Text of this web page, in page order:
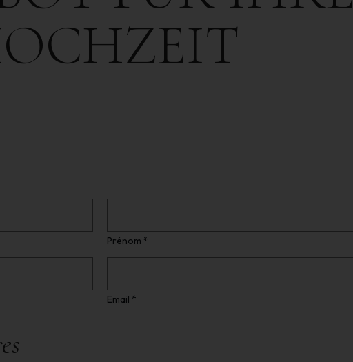
Prénom *
Email *